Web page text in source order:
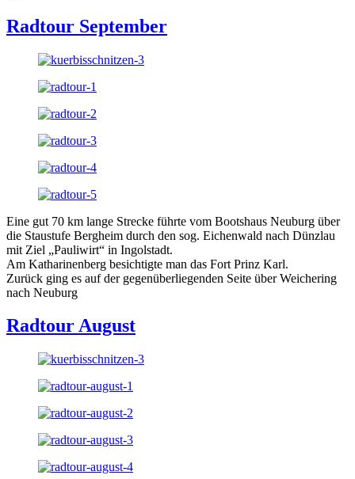
Radtour September
Eine gut 70 km lange Strecke führte vom Bootshaus Neuburg über
die Staustufe Bergheim durch den sog. Eichenwald nach Dünzlau
mit Ziel „Pauliwirt“ in Ingolstadt.
Am Katharinenberg besichtigte man das Fort Prinz Karl.
Zurück ging es auf der gegenüberliegenden Seite über Weichering
nach Neuburg
Radtour August